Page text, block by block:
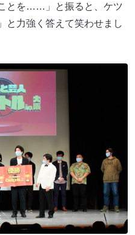
とを……」と振ると、ケツ
と力強く答えて笑わせまし